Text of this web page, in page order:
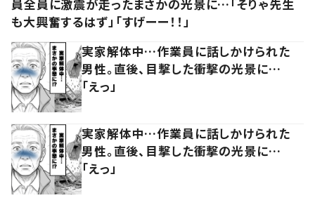
員全員に激震が走ったまさかの光景に…「そりゃ先生
も大興奮するはず」「すげーー！！」
実家解体中…作業員に話しかけられた
男性。直後、目撃した衝撃の光景に…
「えっ」
実家解体中…作業員に話しかけられた
男性。直後、目撃した衝撃の光景に…
「えっ」